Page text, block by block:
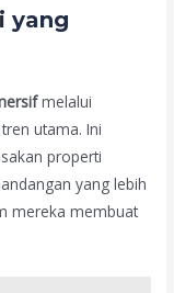
yang
melalui
utama. Ini
properti
yang lebih
mereka membuat